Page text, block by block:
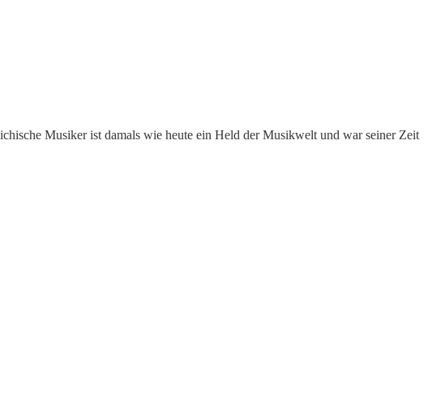
Musiker ist damals wie heute ein Held der Musikwelt und war seiner Zeit